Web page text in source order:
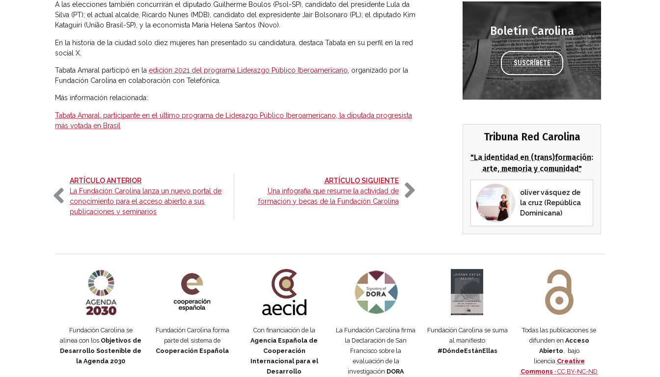
A las elecciones también concurrirán el diputado Guilherme Boulos (Psol-SP), candidato del presidente Lula da
Silva (PT); el actual alcalde, Ricardo Nunes (MDB), candidato del expresidente Jair Bolsonaro (PL); el diputado Kim
Kataguiri (União Brasil-SP), y la economista Maria Helena Santos (Novo).
En la historia de la ciudad solo diez mujeres han presentado su candidatura, destaca Tabata en su perfil en la red
social X.
Tabata Amaral participó en la edición 2021 del programa Liderazgo Público Iberoamericano , organizado por la
Fundación Carolina en colaboración con Telefónica.
Más información relacionada:
Tabata Amaral, participante en el último programa de Liderazgo Público Iberoamericano, la diputada progresista
más votada en Brasil
ARTÍCULO ANTERIOR-
La Fundación Carolina lanza un nuevo portal de
conocimiento para el acceso abierto a sus
publicaciones y seminarios
ARTÍCULO SIGUIENTE-
Una infografía que resume la actividad de
formación y becas de la Fundación Carolina
Boletín Carolina
SUSCRÍBETE
Tribuna Red Carolina
"La identidad en (trans)formación:
arte, memoria y comunidad"
oliver vásquez de
la cruz (República
Dominicana)
Fundación Carolina se
alinea con los Objetivos de
Desarrollo Sostenible de
la Agenda 2030
Fundación Carolina forma
parte del sistema de
Cooperación Española
Con financiación de la
Agencia Española de
Cooperación
Internacional para el
Desarrollo
La Fundación Carolina firma
la Declaración de San
Francisco sobre la
evaluación de la
investigación DORA
Fundación Carolina se suma
al manifiesto
#DóndeEstánEllas
Todas las publicaciones se
difunden en Acceso
Abierto , bajo
licencia Creative
Commons ·CC BY-NC-ND